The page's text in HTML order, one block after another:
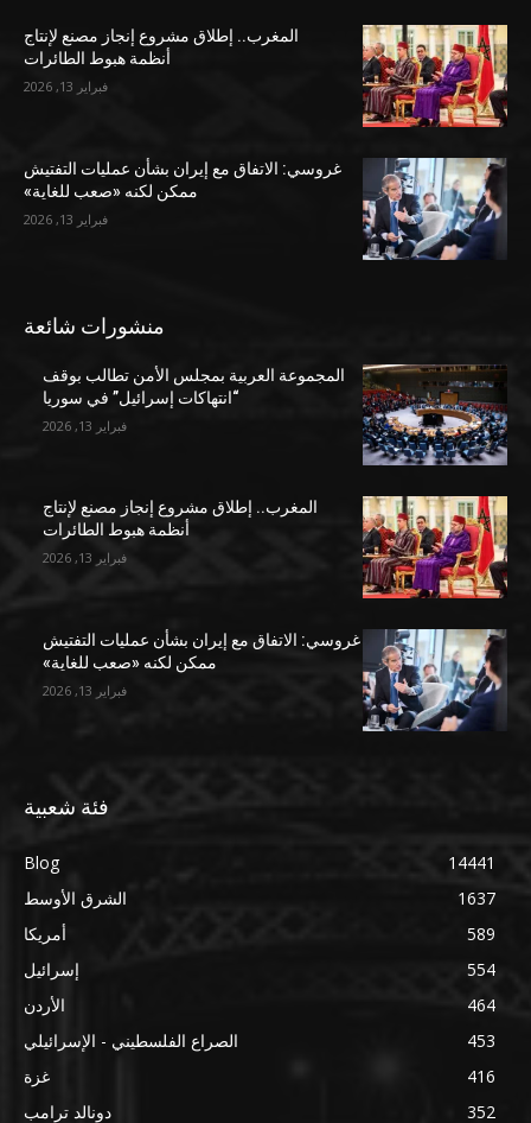
المغرب.. إطلاق مشروع إنجاز مصنع لإنتاج
أنظمة هبوط الطائرات
فبراير 13, 2026
غروسي: الاتفاق مع إيران بشأن عمليات التفتيش
ممكن لكنه «صعب للغاية»
فبراير 13, 2026
منشورات شائعة
المجموعة العربية بمجلس الأمن تطالب بوقف
“انتهاكات إسرائيل” في سوريا
فبراير 13, 2026
المغرب.. إطلاق مشروع إنجاز مصنع لإنتاج
أنظمة هبوط الطائرات
فبراير 13, 2026
غروسي: الاتفاق مع إيران بشأن عمليات التفتيش
ممكن لكنه «صعب للغاية»
فبراير 13, 2026
فئة شعبية
Blog
14441
الشرق الأوسط
1637
أمريكا
589
إسرائيل
554
الأردن
464
الصراع الفلسطيني - الإسرائيلي
453
غزة
416
دونالد ترامب
352